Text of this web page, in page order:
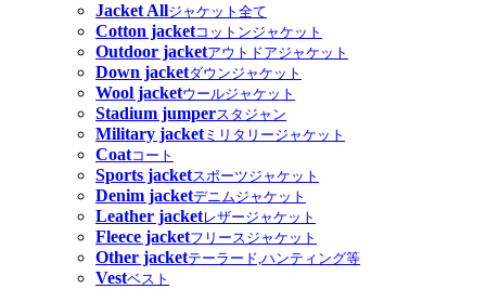
Jacket Allジャケット全て
Cotton jacketコットンジャケット
Outdoor jacketアウトドアジャケット
Down jacketダウンジャケット
Wool jacketウールジャケット
Stadium jumperスタジャン
Military jacketミリタリージャケット
Coatコート
Sports jacketスポーツジャケット
Denim jacketデニムジャケット
Leather jacketレザージャケット
Fleece jacketフリースジャケット
Other jacketテーラード,ハンティング等
Vestベスト